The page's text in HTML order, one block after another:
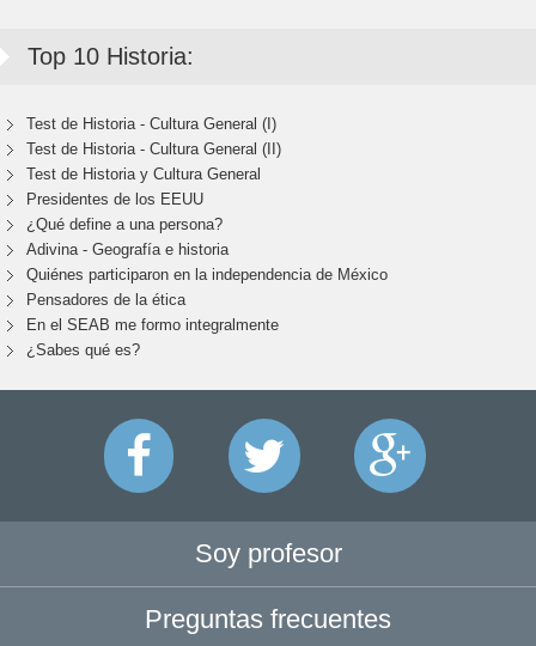
Top 10 Historia:
Test de Historia - Cultura General (I)
Test de Historia - Cultura General (II)
Test de Historia y Cultura General
Presidentes de los EEUU
¿Qué define a una persona?
Adivina - Geografía e historia
Quiénes participaron en la independencia de México
Pensadores de la ética
En el SEAB me formo integralmente
¿Sabes qué es?
Soy profesor
Preguntas frecuentes